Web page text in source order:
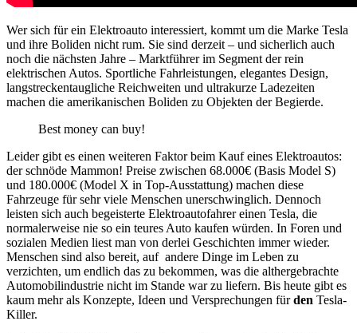
Wer sich für ein Elektroauto interessiert, kommt um die Marke Tesla
und ihre Boliden nicht rum. Sie sind derzeit – und sicherlich auch
noch die nächsten Jahre – Marktführer im Segment der rein
elektrischen Autos. Sportliche Fahrleistungen, elegantes Design,
langstreckentaugliche Reichweiten und ultrakurze Ladezeiten
machen die amerikanischen Boliden zu Objekten der Begierde.
Best money can buy!
Leider gibt es einen weiteren Faktor beim Kauf eines Elektroautos:
der schnöde Mammon! Preise zwischen 68.000€ (Basis Model S)
und 180.000€ (Model X in Top-Ausstattung) machen diese
Fahrzeuge für sehr viele Menschen unerschwinglich. Dennoch
leisten sich auch begeisterte Elektroautofahrer einen Tesla, die
normalerweise nie so ein teures Auto kaufen würden. In Foren und
sozialen Medien liest man von derlei Geschichten immer wieder.
Menschen sind also bereit, auf andere Dinge im Leben zu
verzichten, um endlich das zu bekommen, was die althergebrachte
Automobilindustrie nicht im Stande war zu liefern. Bis heute gibt es
kaum mehr als Konzepte, Ideen und Versprechungen fürden Tesla-
Killer.